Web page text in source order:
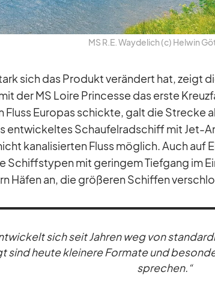
MS R.E. Way­de­lich (c) Hel­win
sich das Pro­dukt ver­än­dert hat, zeigt
der MS Loire Prin­cesse das erste
Fluss Eu­ro­pas schickte, galt die Stre­cke
ent­wi­ckel­tes Schau­fel­rad­schiff mit Jet-
ka­na­li­sier­ten Fluss mög­lich. Auch auf
Schiffs­ty­pen mit ge­rin­gem Tief­gang im
Hä­fen an, die grö­ße­ren Schif­fen
sich seit Jah­ren weg von
sind heute klei­nere For­mate und
spre­chen.“